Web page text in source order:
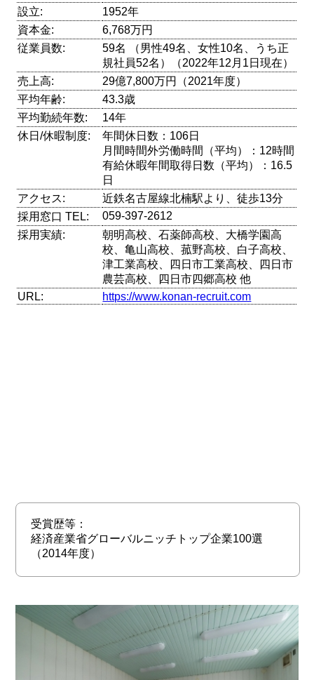
設立:
1952年
資本金:
6,768万円
従業員数:
59名 （男性49名、女性10名、うち正
規社員52名）（2022年12月1日現在）
売上高:
29億7,800万円（2021年度）
平均年齢:
43.3歳
平均勤続年数:
14年
休日/休暇制度:
年間休日数：106日
月間時間外労働時間（平均）：12時間
有給休暇年間取得日数（平均）：16.5
日
アクセス:
近鉄名古屋線北楠駅より、徒歩13分
採用窓口 TEL:
059-397-2612
採用実績:
朝明高校、石薬師高校、大橋学園高
校、亀山高校、菰野高校、白子高校、
津工業高校、四日市工業高校、四日市
農芸高校、四日市四郷高校 他
URL:
https://www.konan-recruit.com
受賞歴等：
経済産業省グローバルニッチトップ企業100選
（2014年度）